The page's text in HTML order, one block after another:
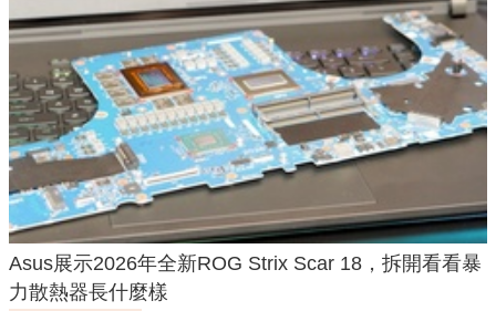
Asus展示2026年全新ROG Strix Scar 18，拆開看看暴
力散熱器長什麼樣